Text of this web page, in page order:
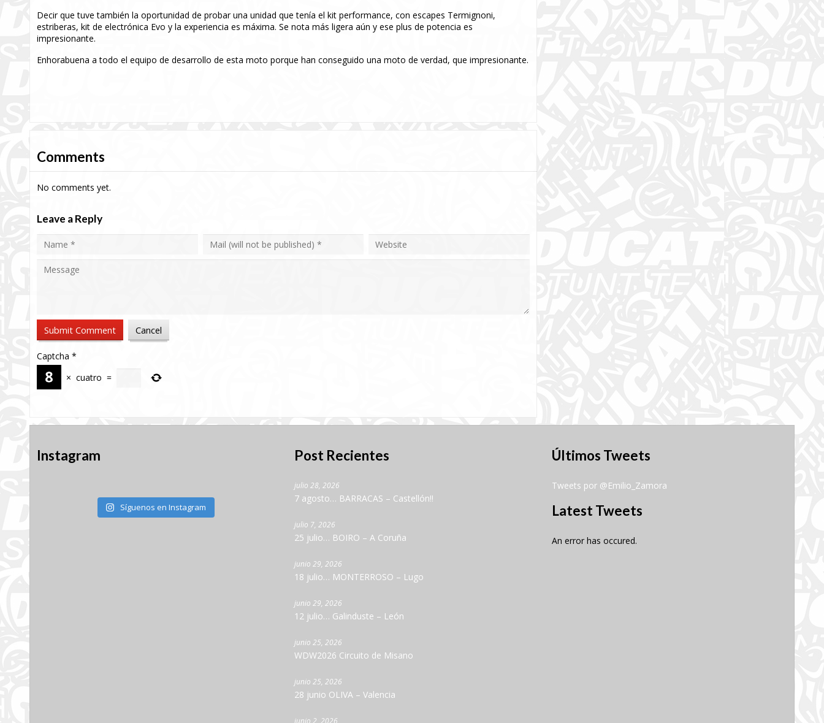
Decir que tuve también la oportunidad de probar una unidad que tenía el kit performance, con escapes Termignoni,
estriberas, kit de electrónica Evo y la experiencia es máxima. Se nota más ligera aún y ese plus de potencia es
impresionante.
Enhorabuena a todo el equipo de desarrollo de esta moto porque han conseguido una moto de verdad, que impresionante.
Comments
No comments yet.
Leave a Reply
Captcha *
× cuatro =
Instagram
Síguenos en Instagram
Post Recientes
julio 28, 2026
7 agosto… BARRACAS – Castellón!!
julio 7, 2026
25 julio… BOIRO – A Coruña
junio 29, 2026
18 julio… MONTERROSO – Lugo
junio 29, 2026
12 julio… Galinduste – León
junio 25, 2026
WDW2026 Circuito de Misano
junio 25, 2026
28 junio OLIVA – Valencia
junio 2, 2026
Últimos Tweets
Tweets por @Emilio_Zamora
Latest Tweets
An error has occured.